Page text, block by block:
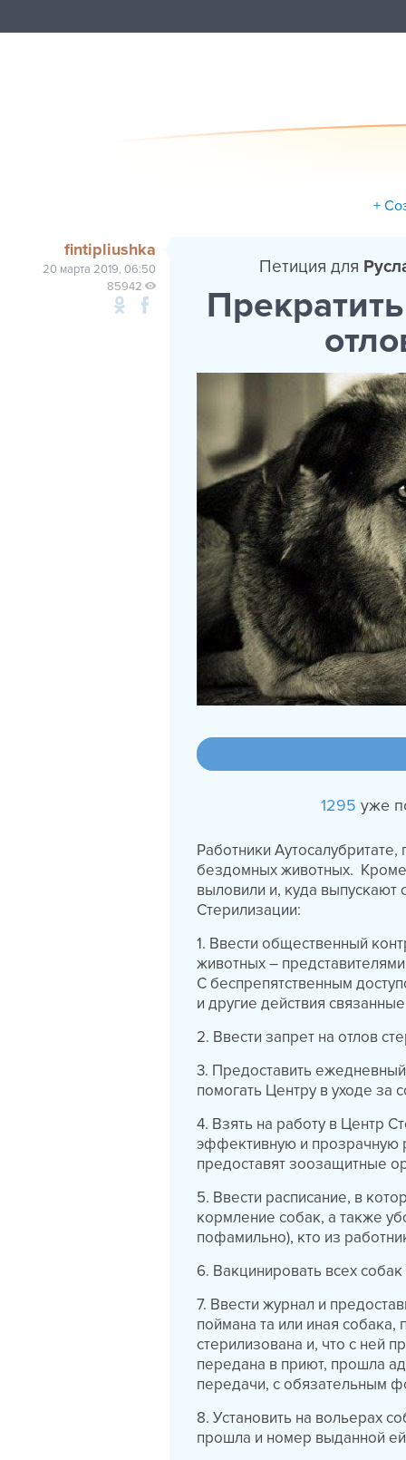
+
fintipliushka
20 марта 2019, 06:50
85942
Петиция для
1295 уже
Работники
бездомных животных. Кроме
выловили и, куда выпускают
Стерилизации:
1. Ввести общественный
животных –
С беспрепятственным
и другие действия
2. Ввести запрет на отлов
3. Предоставить
помогать Центру в уходе за
4. Взять на работу в Центр
эффективную и прозрачную
предоставят зоозащитные
5. Ввести расписание, в
кормление собак, а также
пофамильно), кто из
6. Вакцинировать всех
7. Ввести журнал и
поймана та или иная
стерилизована и, что с ней
передана в приют, прошла
передачи, с обязательным
8. Установить на вольерах
прошла и номер выданной